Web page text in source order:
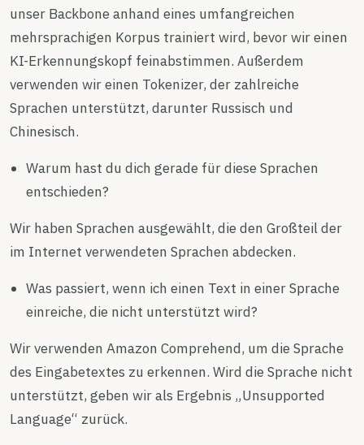
unser Backbone anhand eines umfangreichen
mehrsprachigen Korpus trainiert wird, bevor wir einen
KI-Erkennungskopf feinabstimmen. Außerdem
verwenden wir einen Tokenizer, der zahlreiche
Sprachen unterstützt, darunter Russisch und
Chinesisch.
Warum hast du dich gerade für diese Sprachen
entschieden?
Wir haben Sprachen ausgewählt, die den Großteil der
im Internet verwendeten Sprachen abdecken.
Was passiert, wenn ich einen Text in einer Sprache
einreiche, die nicht unterstützt wird?
Wir verwenden Amazon Comprehend, um die Sprache
des Eingabetextes zu erkennen. Wird die Sprache nicht
unterstützt, geben wir als Ergebnis „Unsupported
Language“ zurück.